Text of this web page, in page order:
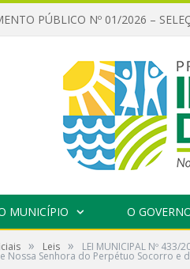
MUNICÍPIO O
» Leis » LEI MUNICIPAL Nº
Nossa Senhora do Perpétuo Socorro e